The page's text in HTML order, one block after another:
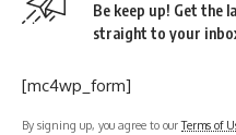
Be keep up! Get the
straight to your
[mc4wp_form]
By signing up, you agree to ourTerms of